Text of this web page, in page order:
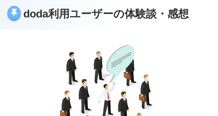
医師・看護師などの特定専門職の求人数は
イベント・セミナーで転職ノウハウが学べ
リクルートエージェントのデメリット
サービスの提供期間は3ヶ月 ※ただし希望
すれば延長は可能。
親身なサポート
保有する求人数が多い
マイナビエージェントのデメリット
ハイクラス（高年収）求人は少ない
doda利用ユーザーの体験談・感想